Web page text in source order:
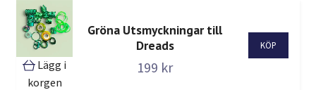
Lägg i
korgen
Gröna Utsmyckningar till
Dreads
199 kr